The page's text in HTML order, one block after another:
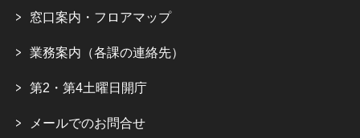
窓口案内・フロアマップ
業務案内（各課の連絡先）
第2・第4土曜日開庁
メールでのお問合せ